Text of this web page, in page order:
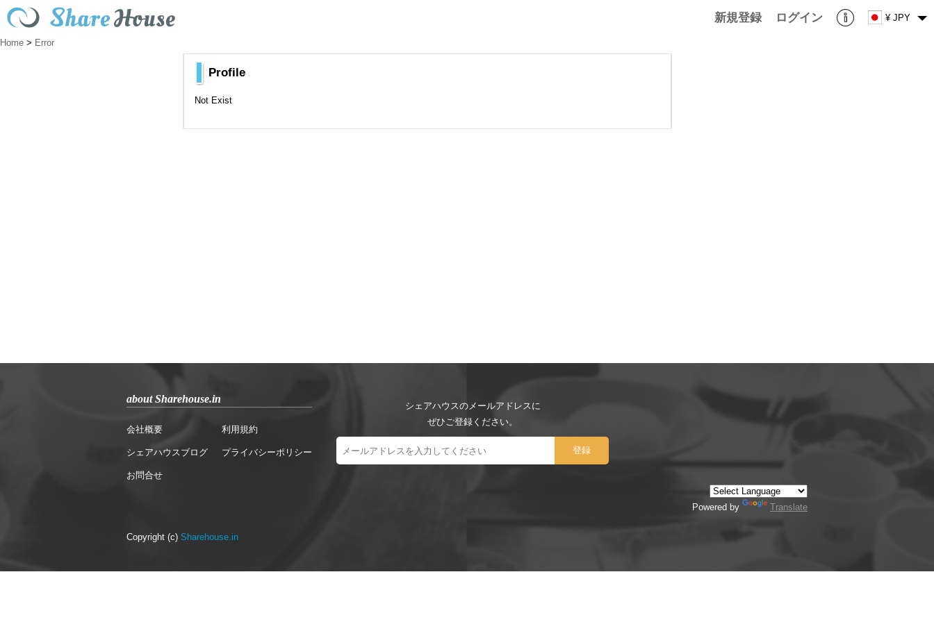
新規登録 ログイン ¥ JPY
Home > Error
Profile
Not Exist
about Sharehouse.in
会社概要
シェアハウスブログ
お問合せ
利用規約
プライバシーポリシー
シェアハウスのメールアドレスに
ぜひご登録ください。
Powered by Translate
Copyright (c) Sharehouse.in